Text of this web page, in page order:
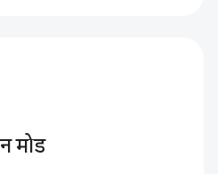
मोड